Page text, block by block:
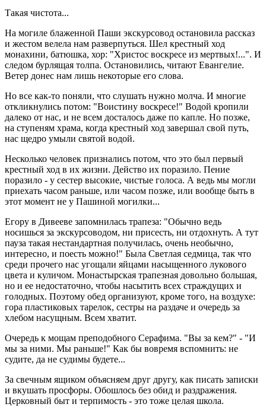
Такая чистота...
На могиле блаженной Паши экскурсовод остановила рассказ
и жестом велела нам разверпуться. Шел крестный ход
монахини, батюшка, хор: "Христос воскресе из мертвых!...". И
следом бурлящая толпа. Остановились, читают Евангелие.
Ветер донес нам лишь некоторые его слова.
Но все как-то поняли, что слушать нужно молча. И многие
откликнулись потом: "Воистину воскресе!" Водой кропили
далеко от нас, и не всем досталось даже по капле. Но позже,
на ступеням храма, когда крестный ход завершал свой путь,
нас щедро умыли святой водой.
Несколько человек признались потом, что это был первый
крестный ход в их жизни. Действо их поразило. Пение
поразило - у сестер высокие, чистые голоса. А ведь мы могли
приехать часом раньше, или часом позже, или вообще быть в
этот момент не у Пашиной могилки...
Егору в Дивееве запомнилась трапеза: "Обычно ведь
носишься за экскурсоводом, ни присесть, ни отдохнуть. А тут
пауза такая нестандартная получилась, очень необычно,
интересно, и поесть можно!" Была Светлая седмица, так что
среди прочего нас угощали яйцами насыщенного лукового
цвета и куличом. Монастырская трапезная довольно большая,
но и ее недостаточно, чтобы насытить всех страждущих и
голодных. Поэтому обед организуют, кроме того, на воздухе:
гора пластиковых тарелок, сестры на раздаче и очередь за
хлебом насущным. Всем хватит.
Очередь к мощам преподобного Серафима. "Вы за кем?" - "И
мы за ними. Мы раньше!" Как бы вовремя вспомнить: не
судите, да не судимы будете...
За свечным ящиком объясняем друг другу, как писать записки
и вкушать просфоры. Обошлось без обид и раздражения.
Церковный быт и терпимость - это тоже целая школа.